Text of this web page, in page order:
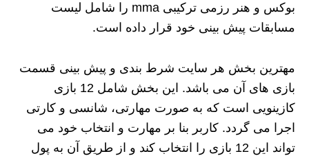
بوکس و هنر رزمی ترکیبی mma را شامل لیست
مسابقات پیش بینی خود قرار داده است.
مهترین بخش هر سایت شرط بندی و پیش بینی قسمت
بازی های آن می باشد. این بخش شامل 12 بازی
کازینویی است که به صورت مهارتی، شانسی و کارتی
اجرا می گردد. کاربر بنا بر مهارت و انتخاب خود می
تواند این 12 بازی را انتخاب کند و از طریق آن به پول